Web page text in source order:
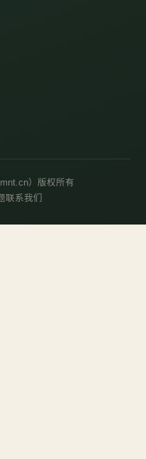
）版权所有
联系我们